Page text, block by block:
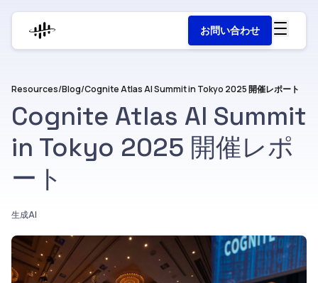
お問い合わせ
Resources/Blog/Cognite Atlas AI Summit in Tokyo 2025 開催レポート
Cognite Atlas AI Summit
in Tokyo 2025 開催レポ
ート
生成AI